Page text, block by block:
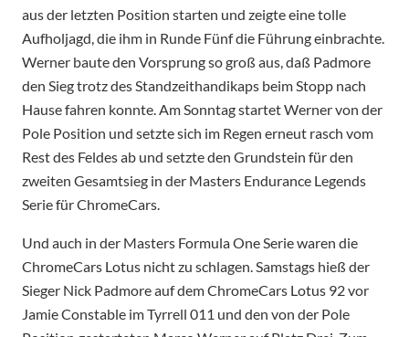
aus der letzten Position starten und zeigte eine tolle
Aufholjagd, die ihm in Runde Fünf die Führung einbrachte.
Werner baute den Vorsprung so groß aus, daß Padmore
den Sieg trotz des Standzeithandikaps beim Stopp nach
Hause fahren konnte. Am Sonntag startet Werner von der
Pole Position und setzte sich im Regen erneut rasch vom
Rest des Feldes ab und setzte den Grundstein für den
zweiten Gesamtsieg in der Masters Endurance Legends
Serie für ChromeCars.
Und auch in der Masters Formula One Serie waren die
ChromeCars Lotus nicht zu schlagen. Samstags hieß der
Sieger Nick Padmore auf dem ChromeCars Lotus 92 vor
Jamie Constable im Tyrrell 011 und den von der Pole